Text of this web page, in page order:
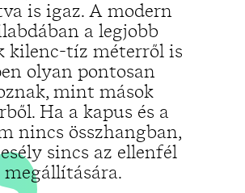
is igaz. A modern
a legjobb
kilenc-tíz méterről is
olyan pontosan
mint mások
Ha a kapus és a
nincs összhangban,
sincs az ellenfél
megállítására.